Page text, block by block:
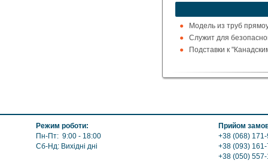
Модель из труб
Служит для
Подставки к
Режим роботи:
Пн-Пт: 9:00 - 18:00
Сб-Нд: Вихідні дні
Прийом
+38 (068) 171-
+38 (093)
+38 (050)